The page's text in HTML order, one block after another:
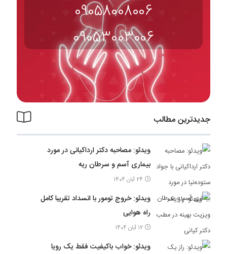
09058008006
09053003006
جدیدترین مطالب
ویدئو: مصاحبه دکتر ارداکیانی در مورد
بیماری آسم و سرطان ریه
24 آبان 1404
ویدئو: خروج تومور با انسداد تقریبا کامل
راه هوایی
12 آبان 1404
ویدئو: خواب باکیفیت فقط یک رویا